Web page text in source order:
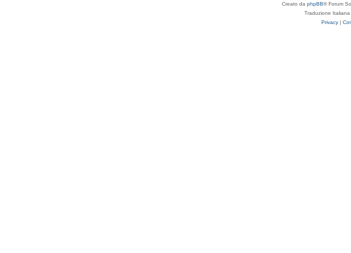
Creato da phpBB® Forum
Traduzione Italiana
Privacy |